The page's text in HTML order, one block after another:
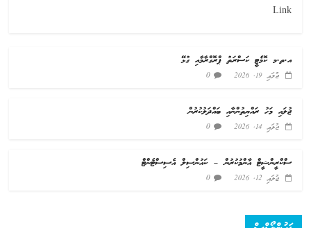
Link
އ.ތ.މ ކޮމެޓީ ކަސްރަތު ޕްރޮގްރާމާއި ގުޅޭ
ޖުލައި 19, 2026 0
ޖުލައި މަހު ރައްޔިތުންނާއި ބައްދަލުކުރުން
ޖުލައި 14, 2026 0
ސްކްރީންޝީޓް އާންމުކުރުން – ކައުންސިލް އެސިސްޓެންޓް
ޖުލައި 12, 2026 0